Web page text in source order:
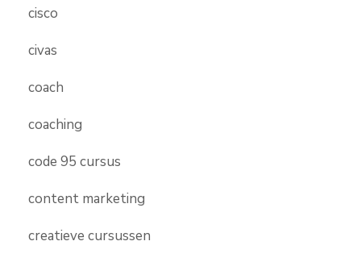
cisco
civas
coach
coaching
code 95 cursus
content marketing
creatieve cursussen